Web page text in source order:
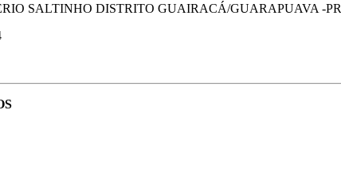
SALTINHO DISTRITO GUAIRACÁ/GUARAPUAVA -PR